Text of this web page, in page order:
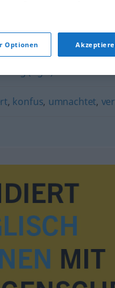
, konfus, umnachtet,
Optionen